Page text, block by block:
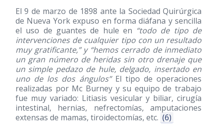
El 9 de marzo de 1898 ante la Sociedad Quirúrgica
de Nueva York expuso en forma diáfana y sencilla
el uso de guantes de hule en “todo de tipo de
intervenciones de cualquier tipo con un resultado
muy gratificante,” y “hemos cerrado de inmediato
un gran número de heridas sin otro drenaje que
un simple pedazo de hule, delgado, insertado en
uno de los dos ángulos” El tipo de operaciones
realizadas por Mc Burney y su equipo de trabajo
fue muy variado: Litiasis vesicular y biliar, cirugía
intestinal, hernias, nefrectomías, amputaciones
extensas de mamas, tiroidectomías, etc. (6)